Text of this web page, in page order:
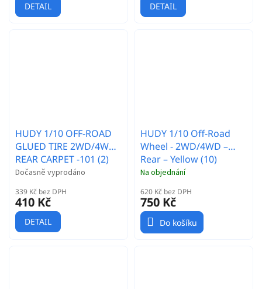
DETAIL DETAIL
HUDY 1/10 OFF-ROAD
GLUED TIRE 2WD/4WD
REAR CARPET -101 (2)
Dočasně vyprodáno
339 Kč bez DPH
410 Kč
DETAIL
HUDY 1/10 Off-Road
Wheel - 2WD/4WD –
Rear – Yellow (10)
Na objednání
620 Kč bez DPH
750 Kč
Do košíku